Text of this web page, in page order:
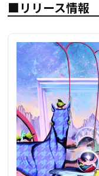
■リリース情報